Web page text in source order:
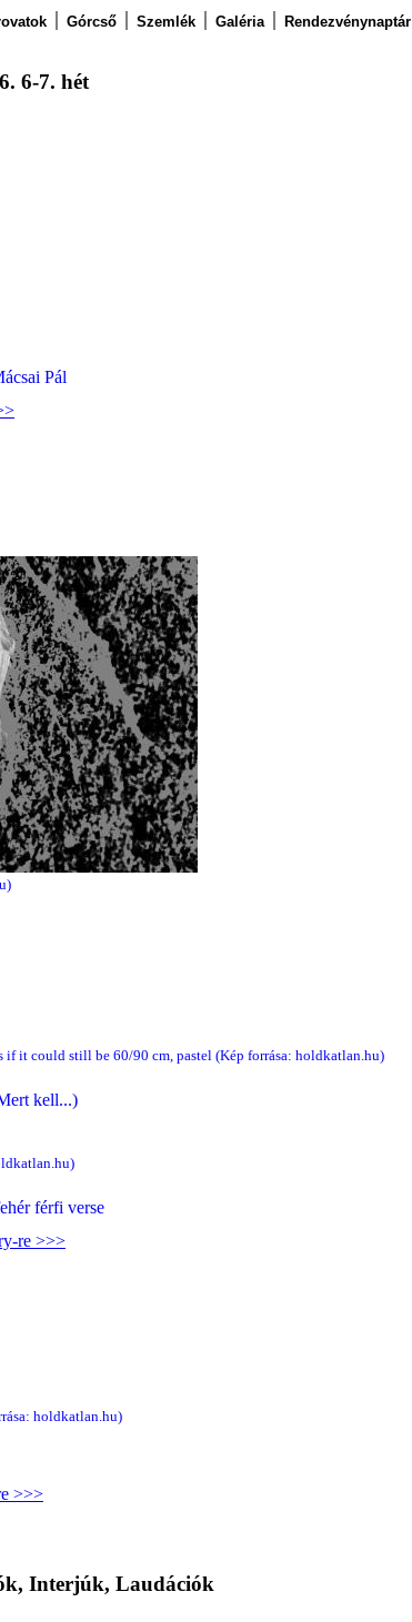
Górcső Szemlék Galéria Rendezvénynaptár
6-7. hét
Pál
if it could still be 60/90 cm, pastel (Kép forrása: holdkatlan.hu)
kell...)
férfi verse
re >>>
holdkatlan.hu)
>>>
Interjúk, Laudációk